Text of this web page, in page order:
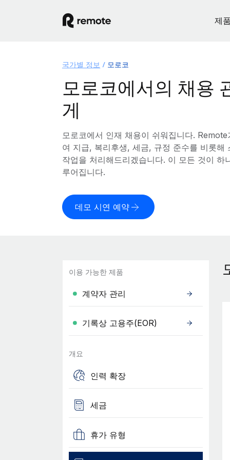
제품
국가별 정보 모로코
모로코에서의 채용
게
모로코에서 인재 채용이 쉬워집니다.
여 지급, 복리후생, 세금, 규정 준수를 비롯해
작업을 처리해드리겠습니다. 이 모든 것이 하
루어집니다.
데모 시연 예약
이용 가능한 제품
계약자 관리
기록상 고용주(EOR)
개요
인력 확장
세금
휴가 유형